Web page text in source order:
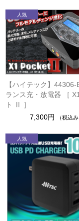
【ハイテック】
ランス充・放電器 ［
ト Ⅱ ］
7,300円
（税込み